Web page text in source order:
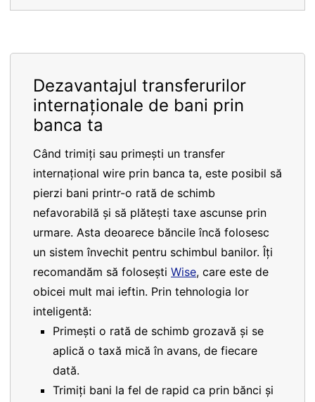
Dezavantajul transferurilor
internaționale de bani prin
banca ta
Când trimiți sau primești un transfer
internațional wire prin banca ta, este posibil să
pierzi bani printr-o rată de schimb
nefavorabilă și să plătești taxe ascunse prin
urmare. Asta deoarece băncile încă folosesc
un sistem învechit pentru schimbul banilor. Îți
recomandăm să folosești Wise, care este de
obicei mult mai ieftin. Prin tehnologia lor
inteligentă:
Primești o rată de schimb grozavă și se
aplică o taxă mică în avans, de fiecare
dată.
Trimiți bani la fel de rapid ca prin bănci și